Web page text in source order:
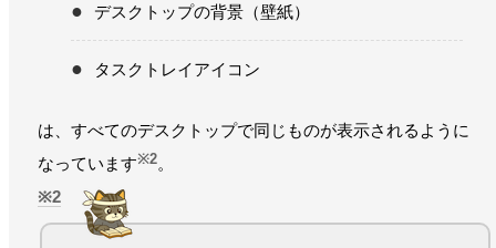
デスクトップの背景（壁紙）
タスクトレイアイコン
は、すべてのデスクトップで同じものが表示されるように
なっています※2。
2